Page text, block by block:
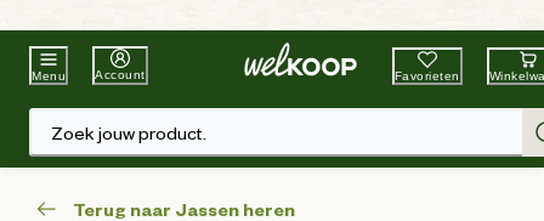
Beste WinkelketenTuin & Dier
Menu Account Favorieten
Zoek jouw product.
Terug naar Jassen heren